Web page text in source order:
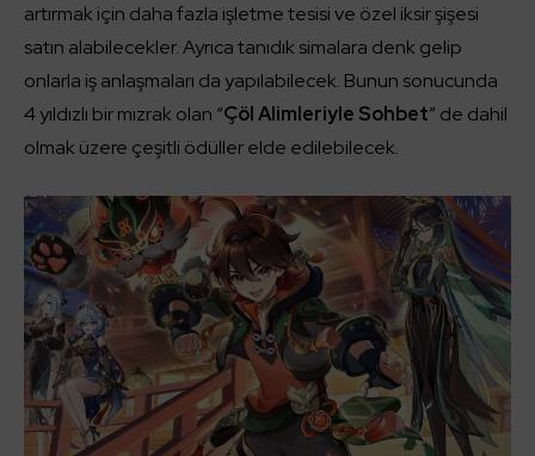
artırmak için daha fazla işletme tesisi ve özel iksir şişesi
satın alabilecekler. Ayrıca tanıdık simalara denk gelip
onlarla iş anlaşmaları da yapılabilecek. Bunun sonucunda
4 yıldızlı bir mızrak olan “Çöl Alimleriyle Sohbet” de dahil
olmak üzere çeşitli ödüller elde edilebilecek.